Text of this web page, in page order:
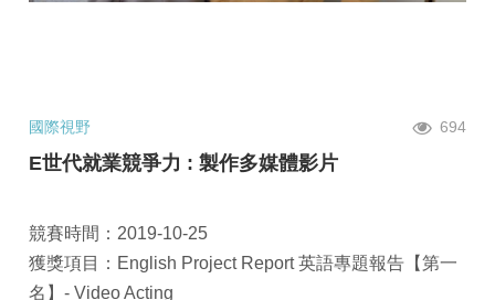
國際視野 694
E世代就業競爭力 : 製作多媒體影片
競賽時間：2019-10-25
獲獎項目：English Project Report 英語專題報告【第一
名】- Video Acting